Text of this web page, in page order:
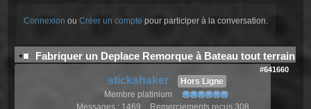
Connexion ouCréer un compte pour participer à la conversation.
Fabriquer un Deplace Remorque à Bateau tout terrain
#641660
stickshaker
Hors Ligne
Membre platinium